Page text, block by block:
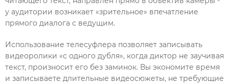
у аудитории возникает «зрительное» впечатление
прямого диалога с ведущим.
Использование телесуфлера позволяет записывать
видеоролики «с одного дубля», когда диктор не заучивая
текст, произносит его без заминок. Вы экономите время
и записываете длительные видеосюжеты, не требующие